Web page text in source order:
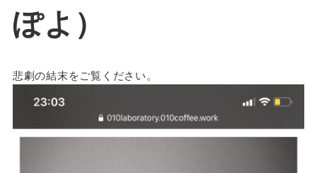
ぽよ）
悲劇の結末をご覧ください。